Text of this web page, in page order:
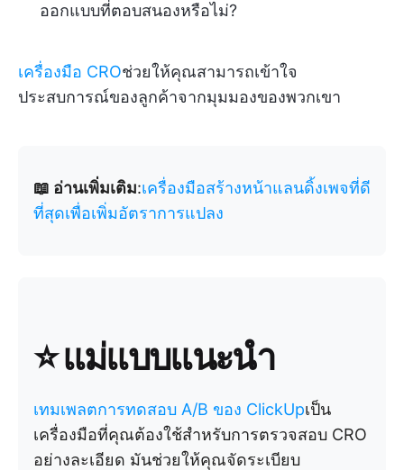
ออกแบบที่ตอบสนองหรือไม่?
เครื่องมือ CROช่วยให้คุณสามารถเข้าใจ
ประสบการณ์ของลูกค้าจากมุมมองของพวกเขา
📖 อ่านเพิ่มเติม:เครื่องมือสร้างหน้าแลนดิ้งเพจที่ดี
ที่สุดเพื่อเพิ่มอัตราการแปลง
⭐️ แม่แบบแนะนำ
เทมเพลตการทดสอบ A/B ของ ClickUpเป็น
เครื่องมือที่คุณต้องใช้สำหรับการตรวจสอบ CRO
อย่างละเอียด มันช่วยให้คุณจัดระเบียบ